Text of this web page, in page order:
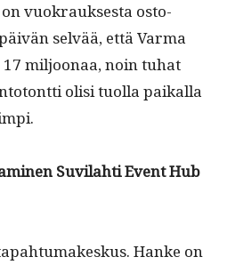
vuokrauk­ses­ta osto-
selvää, että Var­ma
miljoon­aa, noin tuhat
olisi tuol­la paikalla
Suvi­lahti Event Hub
Han­ke on